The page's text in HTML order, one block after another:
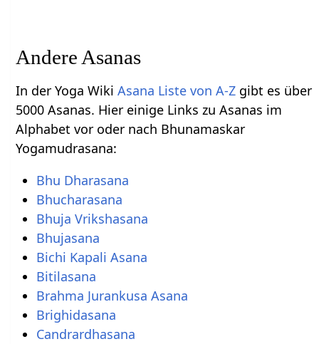
Andere Asanas
In der Yoga WikiAsana Liste von A-Z gibt es über
5000 Asanas. Hier einige Links zu Asanas im
Alphabet vor oder nach Bhunamaskar
Yogamudrasana:
Bhu Dharasana
Bhucharasana
Bhuja Vrikshasana
Bhujasana
Bichi Kapali Asana
Bitilasana
Brahma Jurankusa Asana
Brighidasana
Candrardhasana